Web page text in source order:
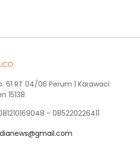
61 RT 04/06 Perum 1 Karawaci
15138
- 085220226411